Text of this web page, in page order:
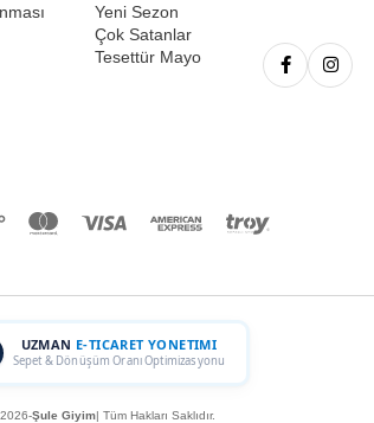
Yeni Sezon
Çok Satanlar
Tesettür Mayo
UZMAN E-TICARET YONETIMI
Sepet & Dönüşüm Oranı Optimizasyonu
Şule Giyim| Tüm Hakları Saklıdır.